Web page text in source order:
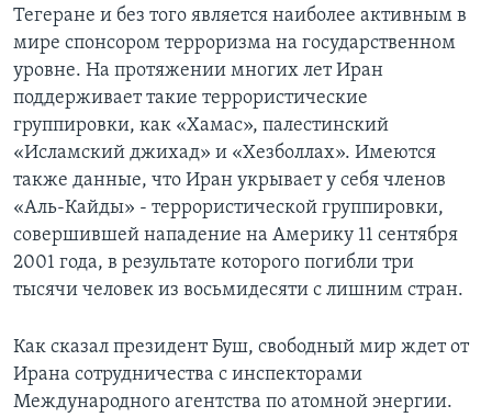
Тегеране и без того является наиболее активным в
мире спонсором терроризма на государственном
уровне. На протяжении многих лет Иран
поддерживает такие террористические
группировки, как «Хамас», палестинский
«Исламский джихад» и «Хезболлах». Имеются
также данные, что Иран укрывает у себя членов
«Аль-Кайды» - террористической группировки,
совершившей нападение на Америку 11 сентября
2001 года, в результате которого погибли три
тысячи человек из восьмидесяти с лишним стран.
Как сказал президент Буш, свободный мир ждет от
Ирана сотрудничества с инспекторами
Международного агентства по атомной энергии.